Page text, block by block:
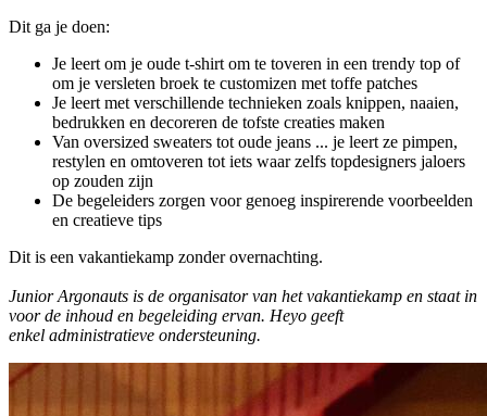
Dit ga je doen:
Je leert om je oude t-shirt om te toveren in een trendy top of
om je versleten broek te customizen met toffe patches
Je leert met verschillende technieken zoals knippen, naaien,
bedrukken en decoreren de tofste creaties maken
Van oversized sweaters tot oude jeans ... je leert ze pimpen,
restylen en omtoveren tot iets waar zelfs topdesigners jaloers
op zouden zijn
De begeleiders zorgen voor genoeg inspirerende voorbeelden
en creatieve tips
Dit is een vakantiekamp zonder overnachting.
Junior Argonauts is de organisator van het vakantiekamp en staat in
voor de inhoud en begeleiding ervan. Heyo geeft
enkel administratieve ondersteuning.